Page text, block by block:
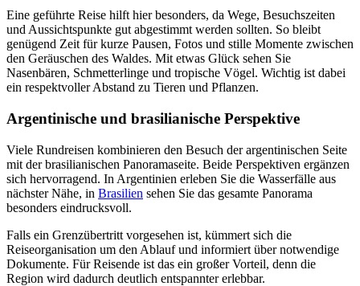
Eine geführte Reise hilft hier besonders, da Wege, Besuchszeiten
und Aussichtspunkte gut abgestimmt werden sollten. So bleibt
genügend Zeit für kurze Pausen, Fotos und stille Momente zwischen
den Geräuschen des Waldes. Mit etwas Glück sehen Sie
Nasenbären, Schmetterlinge und tropische Vögel. Wichtig ist dabei
ein respektvoller Abstand zu Tieren und Pflanzen.
Argentinische und brasilianische Perspektive
Viele Rundreisen kombinieren den Besuch der argentinischen Seite
mit der brasilianischen Panoramaseite. Beide Perspektiven ergänzen
sich hervorragend. In Argentinien erleben Sie die Wasserfälle aus
nächster Nähe, in Brasilien sehen Sie das gesamte Panorama
besonders eindrucksvoll.
Falls ein Grenzübertritt vorgesehen ist, kümmert sich die
Reiseorganisation um den Ablauf und informiert über notwendige
Dokumente. Für Reisende ist das ein großer Vorteil, denn die
Region wird dadurch deutlich entspannter erlebbar.